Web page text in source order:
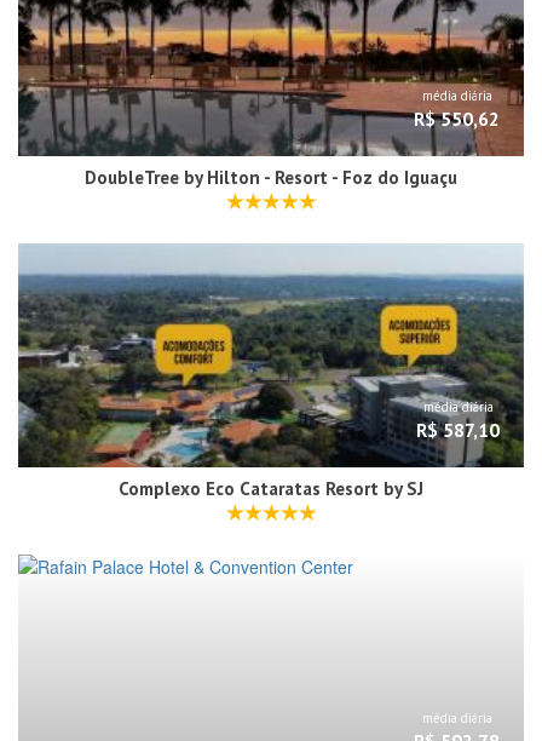
média diária
R$ 550,62
DoubleTree by Hilton - Resort - Foz do Iguaçu
média diária
R$ 587,10
Complexo Eco Cataratas Resort by SJ
média diária